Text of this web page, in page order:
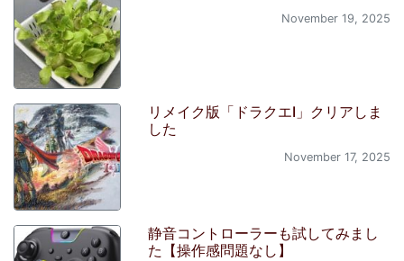
November 19, 2025
リメイク版「ドラクエI」クリアしま
した
November 17, 2025
静音コントローラーも試してみまし
た【操作感問題なし】